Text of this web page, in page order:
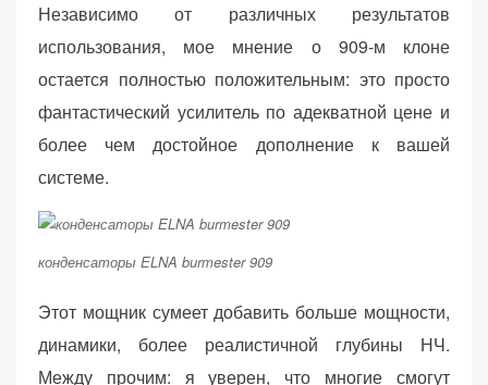
Независимо от различных результатов
использования, мое мнение о 909-м клоне
остается полностью положительным: это просто
фантастический усилитель по адекватной цене и
более чем достойное дополнение к вашей
системе.
конденсаторы ELNA burmester 909
Этот мощник сумеет добавить больше мощности,
динамики, более реалистичной глубины НЧ.
Между прочим: я уверен, что многие смогут